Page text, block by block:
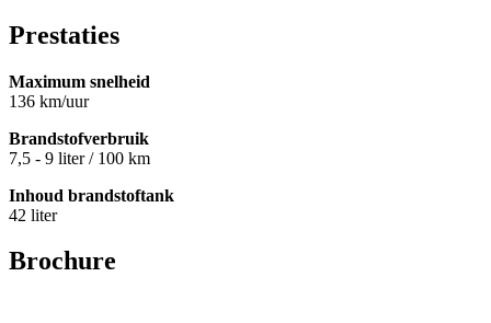
Prestaties
Maximum snelheid
136 km/uur
Brandstofverbruik
7,5 - 9 liter / 100 km
Inhoud brandstoftank
42 liter
Brochure